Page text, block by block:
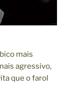
mais
agressivo,
que o farol